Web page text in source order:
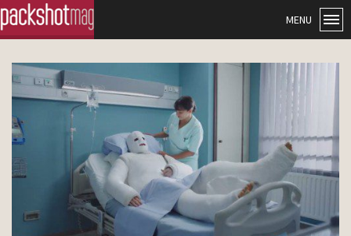
MENU